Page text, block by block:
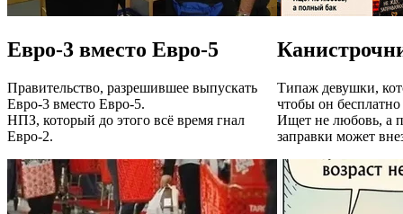
Евро-3 вместо Евро-5
Правительство, разрешившее выпускать
Евро-3 вместо Евро-5.
НПЗ, который до этого всё время гнал
Евро-2.
Типаж девушки,
чтобы он бесплатно
Ищет не любовь, а
заправки может